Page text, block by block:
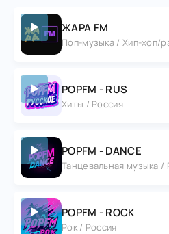
ЖАРА FM
Поп-музыка / Хип-хоп/
POPFM - RUS
Хиты / Россия
POPFM - DANCE
Танцевальная музыка /
POPFM - ROCK
Рок / Россия